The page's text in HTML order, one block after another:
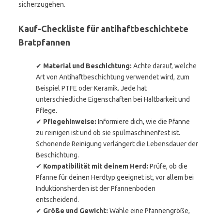
sicherzugehen.
Kauf-Checkliste für antihaftbeschichtete
Bratpfannen
✔ Material und Beschichtung: Achte darauf, welche
Art von Antihaftbeschichtung verwendet wird, zum
Beispiel PTFE oder Keramik. Jede hat
unterschiedliche Eigenschaften bei Haltbarkeit und
Pflege.
✔ Pflegehinweise: Informiere dich, wie die Pfanne
zu reinigen ist und ob sie spülmaschinenfest ist.
Schonende Reinigung verlängert die Lebensdauer der
Beschichtung.
✔ Kompatibilität mit deinem Herd: Prüfe, ob die
Pfanne für deinen Herdtyp geeignet ist, vor allem bei
Induktionsherden ist der Pfannenboden
entscheidend.
✔ Größe und Gewicht: Wähle eine Pfannengröße,